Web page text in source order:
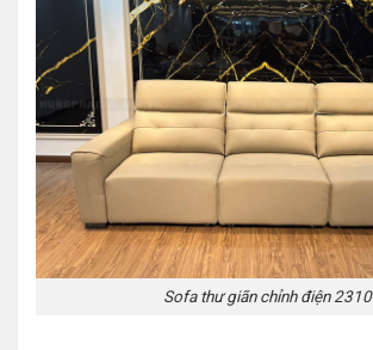
Sofa thư giãn chỉnh điện 2310